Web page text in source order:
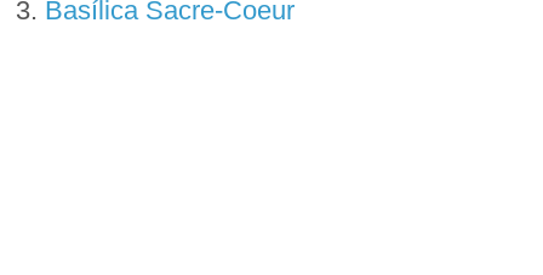
3. Basílica Sacre-Coeur